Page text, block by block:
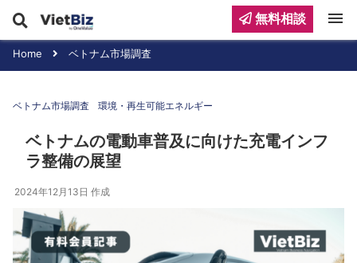
Home ベトナム市場調査
ベトナム市場調査 環境・再生可能エネルギー
ベトナムの電動車普及に向けた充電インフ
ラ整備の展望
2024年12月13日 作成
無料相談 menu